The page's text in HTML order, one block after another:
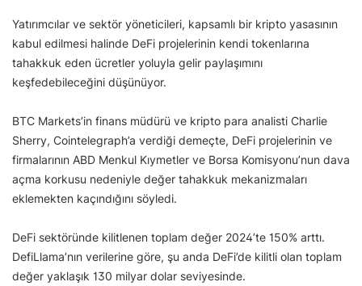
Yatırımcılar ve sektör yöneticileri, kapsamlı bir kripto yasasının
kabul edilmesi halinde DeFi projelerinin kendi tokenlarına
tahakkuk eden ücretler yoluyla gelir paylaşımını
keşfedebileceğini düşünüyor.
BTC Markets’in finans müdürü ve kripto para analisti Charlie
Sherry, Cointelegraph’a verdiği demeçte, DeFi projelerinin ve
firmalarının ABD Menkul Kıymetler ve Borsa Komisyonu’nun dava
açma korkusu nedeniyle değer tahakkuk mekanizmaları
eklemekten kaçındığını söyledi.
DeFi sektöründe kilitlenen toplam değer 2024’te 150% arttı.
DefiLlama’nın verilerine göre, şu anda DeFi’de kilitli olan toplam
değer yaklaşık 130 milyar dolar seviyesinde.